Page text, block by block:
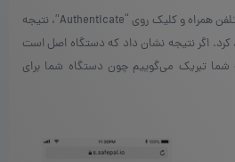
با وارد کردن کد تایید در مرورگر تلفن همراه و کلیک روی “Authenticate”، نتیجه
کرد. اگر نتیجه نشان داد که دستگاه اصل است
شما تبریک می‌گوییم چون دستگاه شما برای